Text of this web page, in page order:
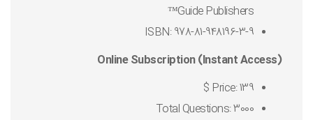
Guide Publishers™
ISBN: 978-81-948196-3-9
Online Subscription (Instant Access)
Price: 139 $
Total Questions: 3000